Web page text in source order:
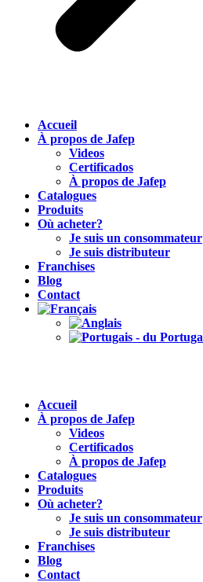
Accueil
À propos de Jafep
Videos
Certificados
À propos de Jafep
Catalogues
Produits
Où acheter?
Je suis un consommateur
Je suis distributeur
Franchises
Blog
Contact
Accueil
À propos de Jafep
Videos
Certificados
À propos de Jafep
Catalogues
Produits
Où acheter?
Je suis un consommateur
Je suis distributeur
Franchises
Blog
Contact